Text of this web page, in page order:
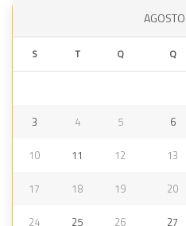
S T Q Q
3 4 5 6
10 11 12 13
17 18 19 20
24 25 26 27